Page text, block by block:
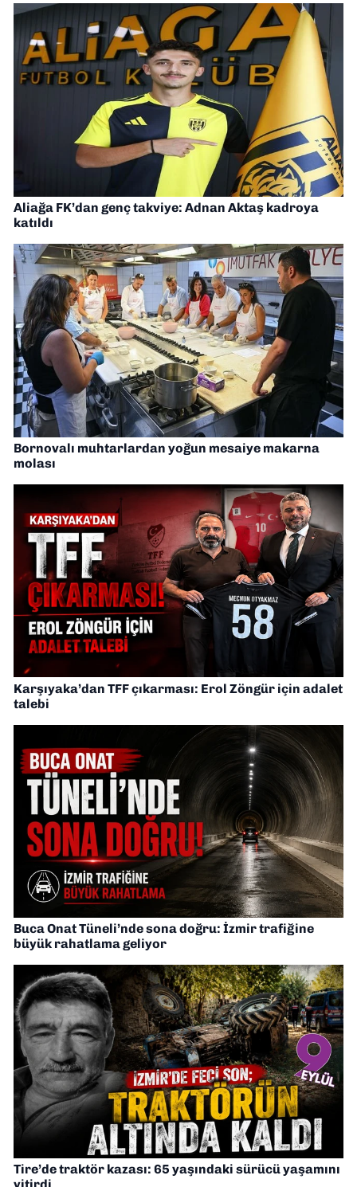
Aliağa FK’dan genç takviye: Adnan Aktaş kadroya
katıldı
Bornovalı muhtarlardan yoğun mesaiye makarna
molası
Karşıyaka’dan TFF çıkarması: Erol Zöngür için adalet
talebi
Buca Onat Tüneli’nde sona doğru: İzmir trafiğine
büyük rahatlama geliyor
Tire’de traktör kazası: 65 yaşındaki sürücü yaşamını